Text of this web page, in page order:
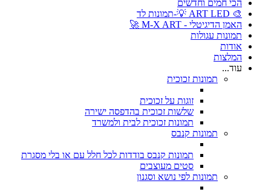
הכי חמים וחדשים
🎨 ART LED 💡-תמונות לד
האמן הדיגיטלי - M-X ART 🚀
תמונות עגולות
אודות
המלצות
עוד...
תמונות זכוכית
זוגות על זכוכית
שלשות זכוכית בהדפסה ישירה
תמונות זכוכית לבית ולמשרד
תמונות קנבס
תמונות קנבס בודדות לכל חלל עם או בלי מסגרת
סטים מעוצבים
תמונות לפי נושא וסגנון